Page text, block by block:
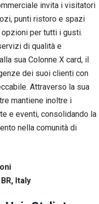
invita i visitatori
punti ristoro e spazi
per tutti i gusti.
di qualità e
sua Colonne X card, il
dei suoi clienti con
Attraverso la sua
mantiene inoltre i
e eventi, consolidando la
nella comunità di
Italy